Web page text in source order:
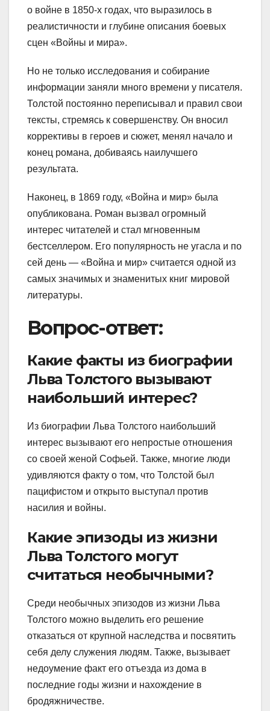
о войне в 1850-х годах, что выразилось в
реалистичности и глубине описания боевых
сцен «Войны и мира».
Но не только исследования и собирание
информации заняли много времени у писателя.
Толстой постоянно переписывал и правил свои
тексты, стремясь к совершенству. Он вносил
коррективы в героев и сюжет, менял начало и
конец романа, добиваясь наилучшего
результата.
Наконец, в 1869 году, «Война и мир» была
опубликована. Роман вызвал огромный
интерес читателей и стал мгновенным
бестселлером. Его популярность не угасла и по
сей день — «Война и мир» считается одной из
самых значимых и знаменитых книг мировой
литературы.
Вопрос-ответ:
Какие факты из биографии
Льва Толстого вызывают
наибольший интерес?
Из биографии Льва Толстого наибольший
интерес вызывают его непростые отношения
со своей женой Софьей. Также, многие люди
удивляются факту о том, что Толстой был
пацифистом и открыто выступал против
насилия и войны.
Какие эпизоды из жизни
Льва Толстого могут
считаться необычными?
Среди необычных эпизодов из жизни Льва
Толстого можно выделить его решение
отказаться от крупной наследства и посвятить
себя делу служения людям. Также, вызывает
недоумение факт его отъезда из дома в
последние годы жизни и нахождение в
бродяжничестве.